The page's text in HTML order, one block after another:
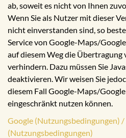
ab, soweit es nicht von Ihnen
Wenn Sie als Nutzer mit dieser
nicht einverstanden sind, so
Service von Google-Maps/
auf diesem Weg die Übertragung
verhindern. Dazu müssen Sie
deaktivieren. Wir weisen Sie
diesem Fall Google-Maps/
eingeschränkt nutzen können.
Google (Nutzungsbedingungen)
(Nutzungsbedingungen)